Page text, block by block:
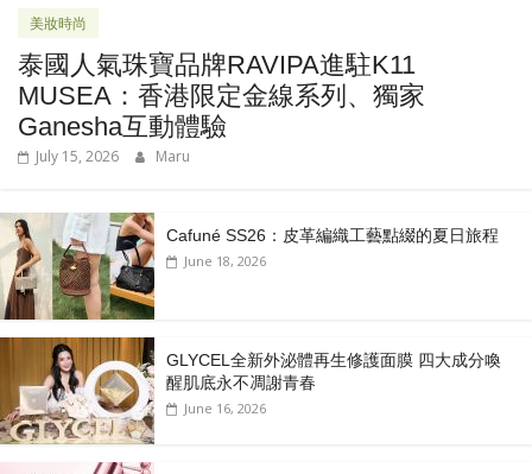
美妝時尚
泰國人氣珠寶品牌RAVIPA進駐K11
MUSEA：香港限定金線系列、獨家
Ganesha互動體驗
July 15, 2026 Maru
Cafuné SS26：皮革編織工藝點綴的夏日旅程
June 18, 2026
GLYCEL全新外泌體再生修護面膜 四大成分喚
醒肌底永不凋謝青春
June 16, 2026